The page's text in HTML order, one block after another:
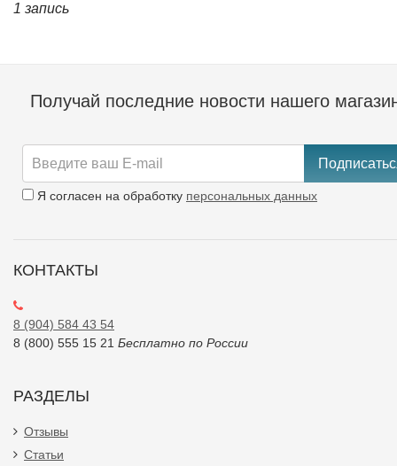
1 запись
Получай последние новости нашего
Я согласен на обработку персональных данных
КОНТАКТЫ
8 (904) 584 43 54
8 (800) 555 15 21 Бесплатно по России
РАЗДЕЛЫ
Отзывы
Статьи